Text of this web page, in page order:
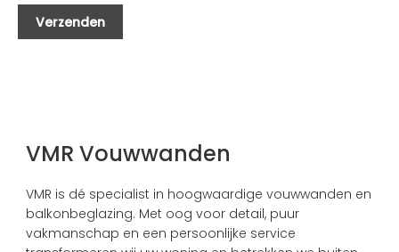
VMR Vouwwanden
VMR is dé specialist in hoogwaardige vouwwanden en
balkonbeglazing. Met oog voor detail, puur
vakmanschap en een persoonlijke service